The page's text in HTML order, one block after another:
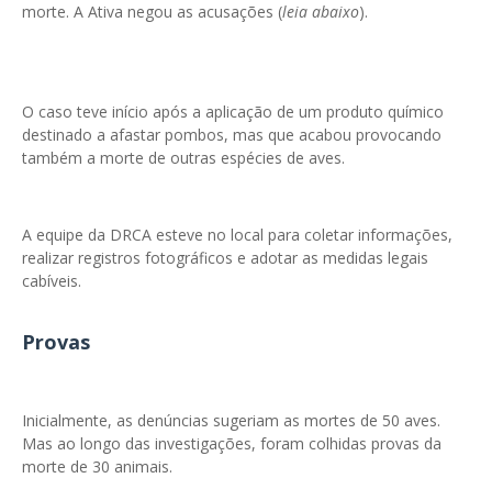
morte. A Ativa negou as acusações (leia abaixo).
O caso teve início após a aplicação de um produto químico
destinado a afastar pombos, mas que acabou provocando
também a morte de outras espécies de aves.
A equipe da DRCA esteve no local para coletar informações,
realizar registros fotográficos e adotar as medidas legais
cabíveis.
Provas
Inicialmente, as denúncias sugeriam as mortes de 50 aves.
Mas ao longo das investigações, foram colhidas provas da
morte de 30 animais.